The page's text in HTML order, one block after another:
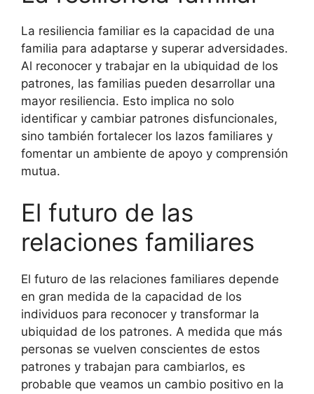
La resiliencia familiar es la capacidad de una
familia para adaptarse y superar adversidades.
Al reconocer y trabajar en la ubiquidad de los
patrones, las familias pueden desarrollar una
mayor resiliencia. Esto implica no solo
identificar y cambiar patrones disfuncionales,
sino también fortalecer los lazos familiares y
fomentar un ambiente de apoyo y comprensión
mutua.
El futuro de las
relaciones familiares
El futuro de las relaciones familiares depende
en gran medida de la capacidad de los
individuos para reconocer y transformar la
ubiquidad de los patrones. A medida que más
personas se vuelven conscientes de estos
patrones y trabajan para cambiarlos, es
probable que veamos un cambio positivo en la